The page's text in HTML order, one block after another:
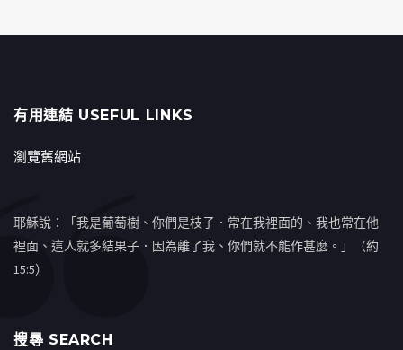
有用連結 USEFUL LINKS
瀏覽舊網站
耶穌說：「我是葡萄樹、你們是枝子．常在我裡面的、我也常在他
裡面、這人就多結果子．因為離了我、你們就不能作甚麼。」（約
15:5）
搜㝷 SEARCH